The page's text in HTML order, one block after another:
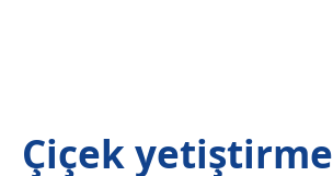
Çiçek yetiştirme